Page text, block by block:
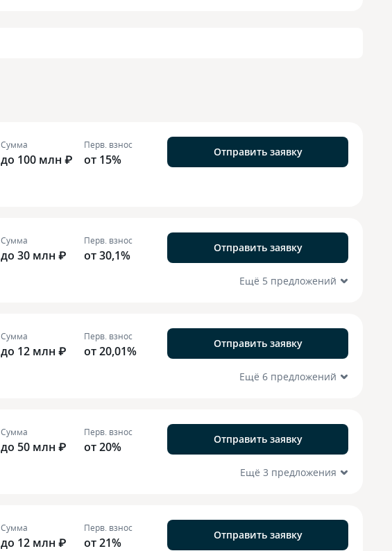
Сумма
до 100 млн ₽
Перв. взнос
от 15%
Отправить заявку
Сумма
до 30 млн ₽
Перв. взнос
от 30,1%
Отправить заявку
Ещё 5 предложений
Сумма
до 12 млн ₽
Перв. взнос
от 20,01%
Отправить заявку
Ещё 6 предложений
Сумма
до 50 млн ₽
Перв. взнос
от 20%
Отправить заявку
Ещё 3 предложения
Сумма
до 12 млн ₽
Перв. взнос
от 21%
Отправить заявку